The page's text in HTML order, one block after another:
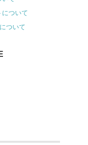
について
ついて